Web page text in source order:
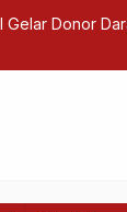
di Gedung